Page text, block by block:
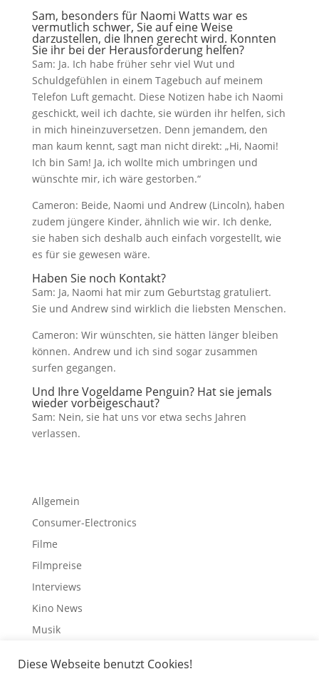
Sam, besonders für Naomi Watts war es
vermutlich schwer, Sie auf eine Weise
darzustellen, die Ihnen gerecht wird. Konnten
Sie ihr bei der Herausforderung helfen?
Sam: Ja. Ich habe früher sehr viel Wut und
Schuldgefühlen in einem Tagebuch auf meinem
Telefon Luft gemacht. Diese Notizen habe ich Naomi
geschickt, weil ich dachte, sie würden ihr helfen, sich
in mich hineinzuversetzen. Denn jemandem, den
man kaum kennt, sagt man nicht direkt: „Hi, Naomi!
Ich bin Sam! Ja, ich wollte mich umbringen und
wünschte mir, ich wäre gestorben.“
Cameron: Beide, Naomi und Andrew (Lincoln), haben
zudem jüngere Kinder, ähnlich wie wir. Ich denke,
sie haben sich deshalb auch einfach vorgestellt, wie
es für sie gewesen wäre.
Haben Sie noch Kontakt?
Sam: Ja, Naomi hat mir zum Geburtstag gratuliert.
Sie und Andrew sind wirklich die liebsten Menschen.
Cameron: Wir wünschten, sie hätten länger bleiben
können. Andrew und ich sind sogar zusammen
surfen gegangen.
Und Ihre Vogeldame Penguin? Hat sie jemals
wieder vorbeigeschaut?
Sam: Nein, sie hat uns vor etwa sechs Jahren
verlassen.
Allgemein
Consumer-Electronics
Filme
Filmpreise
Interviews
Kino News
Musik
Diese Webseite benutzt Cookies!